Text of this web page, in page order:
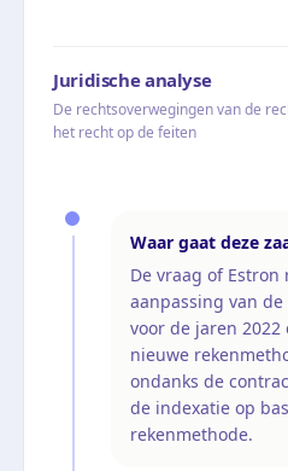
Juridische analyse
De rechtsoverwegingen van de
het recht op de feiten
Waar gaat deze
De vraag of
aanpassing van
voor de jaren
nieuwe
ondanks de
de indexatie op
rekenmethode.